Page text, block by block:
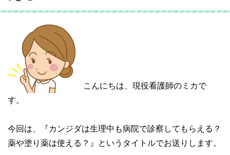
こんにちは、現役看護師のミカで
す。
今回は、『カンジダは生理中も病院で診察してもらえる？
薬や塗り薬は使える？』というタイトルでお送りします。